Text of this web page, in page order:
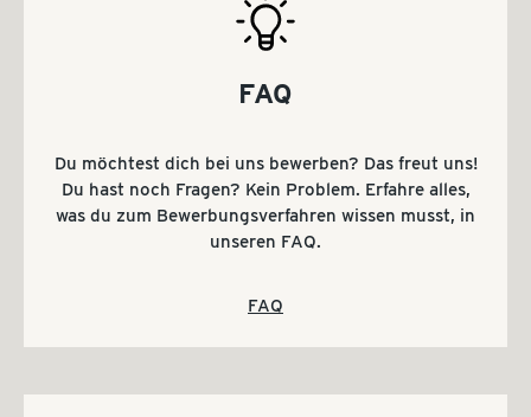
FAQ
Du möchtest dich bei uns bewerben? Das freut uns!
Du hast noch Fragen? Kein Problem. Erfahre alles,
was du zum Bewerbungsverfahren wissen musst, in
unseren FAQ.
FAQ